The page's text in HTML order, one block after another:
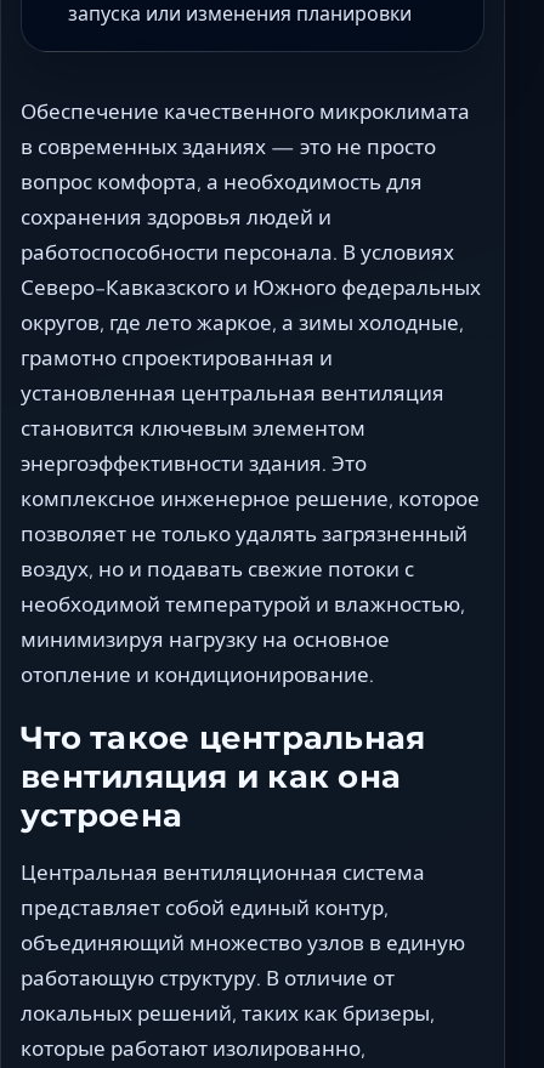
запуска или изменения планировки
Обеспечение качественного микроклимата
в современных зданиях — это не просто
вопрос комфорта, а необходимость для
сохранения здоровья людей и
работоспособности персонала. В условиях
Северо-Кавказского и Южного федеральных
округов, где лето жаркое, а зимы холодные,
грамотно спроектированная и
установленная центральная вентиляция
становится ключевым элементом
энергоэффективности здания. Это
комплексное инженерное решение, которое
позволяет не только удалять загрязненный
воздух, но и подавать свежие потоки с
необходимой температурой и влажностью,
минимизируя нагрузку на основное
отопление и кондиционирование.
Что такое центральная
вентиляция и как она
устроена
Центральная вентиляционная система
представляет собой единый контур,
объединяющий множество узлов в единую
работающую структуру. В отличие от
локальных решений, таких как бризеры,
которые работают изолированно,